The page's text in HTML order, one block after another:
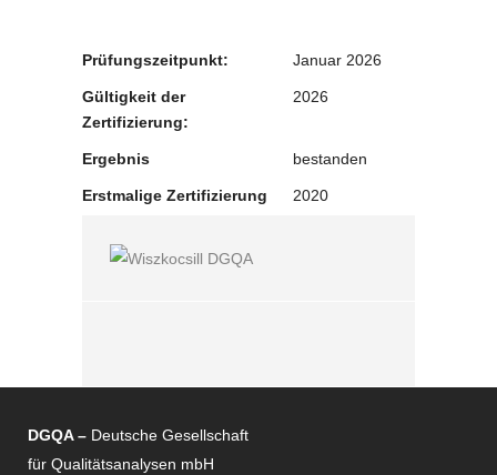
Prüfungszeitpunkt: Januar 2026
Gültigkeit der
Zertifizierung:
2026
Ergebnis bestanden
Erstmalige Zertifizierung 2020
DGQA – Deutsche Gesellschaft
für Qualitätsanalysen mbH